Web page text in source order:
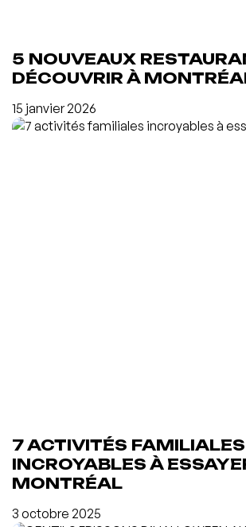
5 NOUVEAUX
DÉCOUVRIR À
15 janvier 2026
7 ACTIVITÉS FAMILIALES
INCROYABLES À
MONTRÉAL
3 octobre 2025